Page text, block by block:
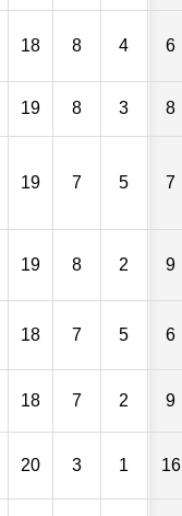
18 8 4 6
19 8 3 8
19 7 5 7
19 8 2 9
18 7 5 6
18 7 2 9
20 3 1 16